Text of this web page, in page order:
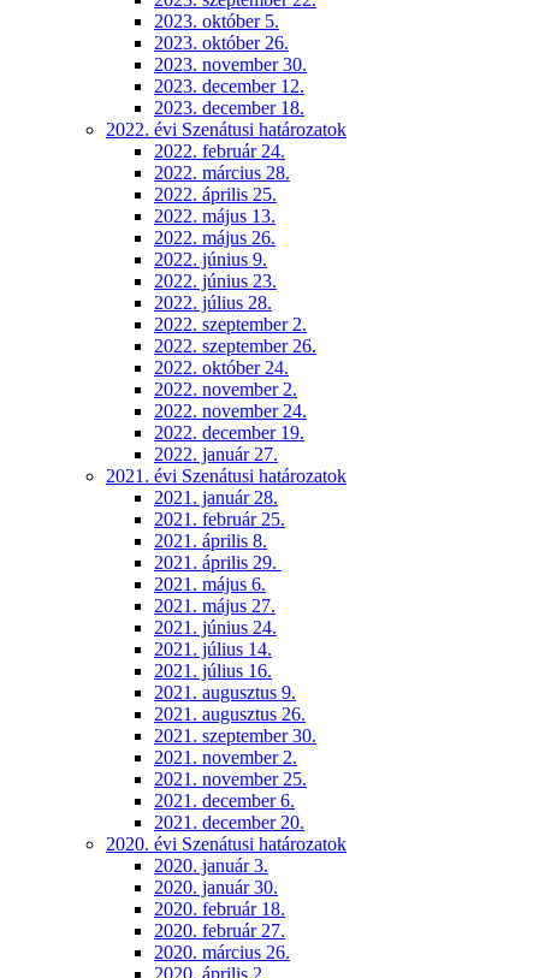
2023. október 5.
2023. október 26.
2023. november 30.
2023. december 12.
2023. december 18.
2022. évi Szenátusi határozatok
2022. február 24.
2022. március 28.
2022. április 25.
2022. május 13.
2022. május 26.
2022. június 9.
2022. június 23.
2022. július 28.
2022. szeptember 2.
2022. szeptember 26.
2022. október 24.
2022. november 2.
2022. november 24.
2022. december 19.
2022. január 27.
2021. évi Szenátusi határozatok
2021. január 28.
2021. február 25.
2021. április 8.
2021. április 29.
2021. május 6.
2021. május 27.
2021. június 24.
2021. július 14.
2021. július 16.
2021. augusztus 9.
2021. augusztus 26.
2021. szeptember 30.
2021. november 2.
2021. november 25.
2021. december 6.
2021. december 20.
2020. évi Szenátusi határozatok
2020. január 3.
2020. január 30.
2020. február 18.
2020. február 27.
2020. március 26.
2020. április 2.